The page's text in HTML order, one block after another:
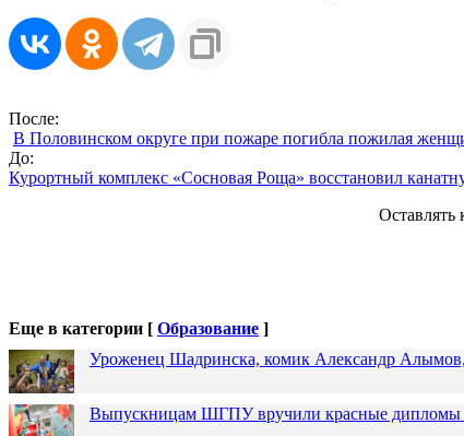
После:
В Половинском округе при пожаре погибла пожилая
До:
Курортный комплекс «Сосновая Роща» восстановил
Оставлять
Еще в категории [ Образование ]
Уроженец Шадринска, комик Александр Алымов,
Выпускницам ШГПУ вручили красные дипломы